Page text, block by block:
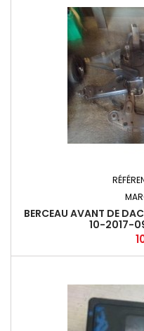
BERCEAU AVANT DE
10-2017-